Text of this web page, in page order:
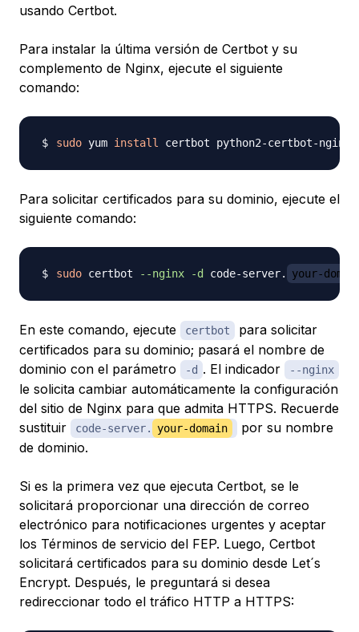
usando Certbot.
Para instalar la última versión de Certbot y su
complemento de Nginx, ejecute el siguiente
comando:
sudo yum install
Para solicitar certificados para su dominio, ejecute el
siguiente comando:
sudo certbot --nginx -d code-server. your-
En este comando, ejecute certbot
para solicitar
certificados para su dominio; pasará el nombre de
dominio con el parámetro
-d . El indicador --nginx
le solicita cambiar automáticamente la configuración
del sitio de Nginx para que admita HTTPS. Recuerde
sustituir
code-server. your-domain
por su nombre
de dominio.
Si es la primera vez que ejecuta Certbot, se le
solicitará proporcionar una dirección de correo
electrónico para notificaciones urgentes y aceptar
los Términos de servicio del FEP. Luego, Certbot
solicitará certificados para su dominio desde Let´s
Encrypt. Después, le preguntará si desea
redireccionar todo el tráfico HTTP a HTTPS: